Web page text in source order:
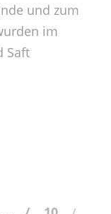
und zum
im
Saft